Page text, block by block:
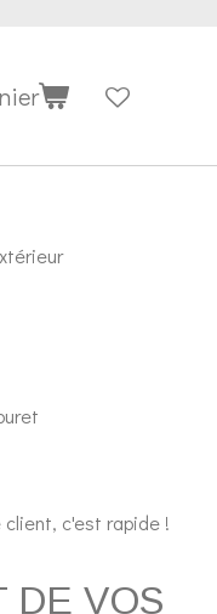
client, c'est rapide !
DE VOS